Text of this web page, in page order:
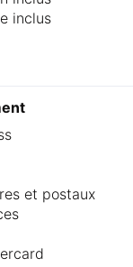
inclus
et postaux